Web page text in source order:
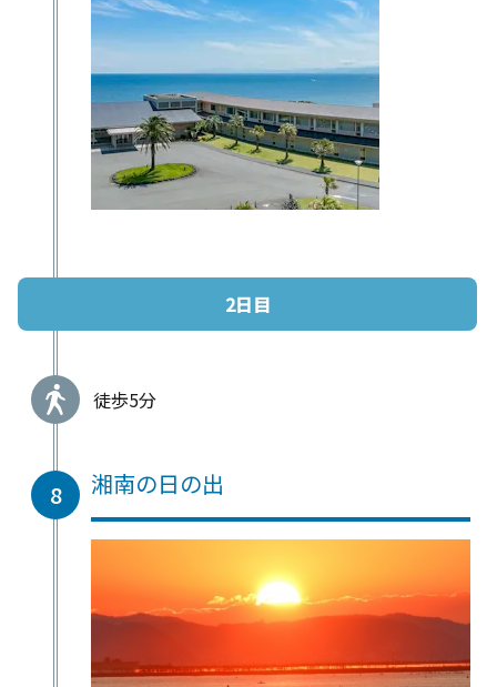
2日目
徒歩5分
8 湘南の日の出